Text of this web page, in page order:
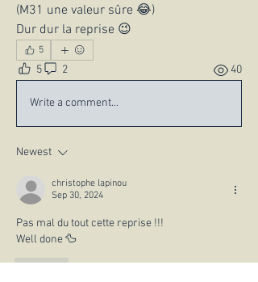
(M31 une valeur sûre 😂)
Dur dur la reprise 😉
5
5 2 40
Write a comment...
Newest
christophe lapinou
Sep 30, 2024
Pas mal du tout cette reprise !!!
Well done 🦆
Like